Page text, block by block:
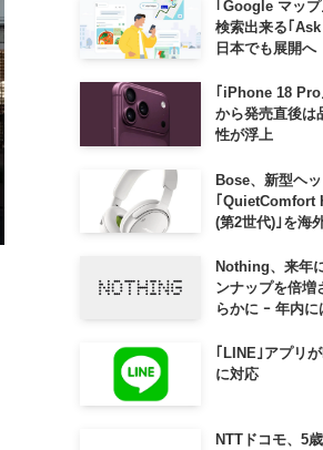
｢Google マッ
検索出来る｢
日本でも展開へ
｢iPhone 18
から発売直後は
性が浮上
Bose、新型ヘ
｢QuietComfort
(第2世代)｣を海
Nothing、来年
ンナップを倍増
らかに ｰ 年内
｢LINE｣アプリ
に対応
NTTドコモ、5